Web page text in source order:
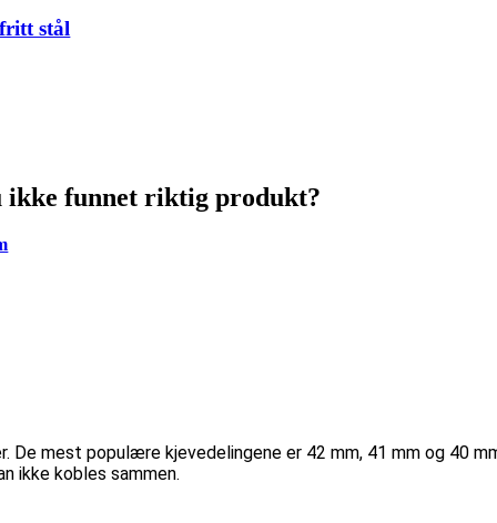
stål
ikke funnet riktig produkt?
mest populære kjevedelingene er 42 mm, 41 mm og 40
ikke kobles sammen.